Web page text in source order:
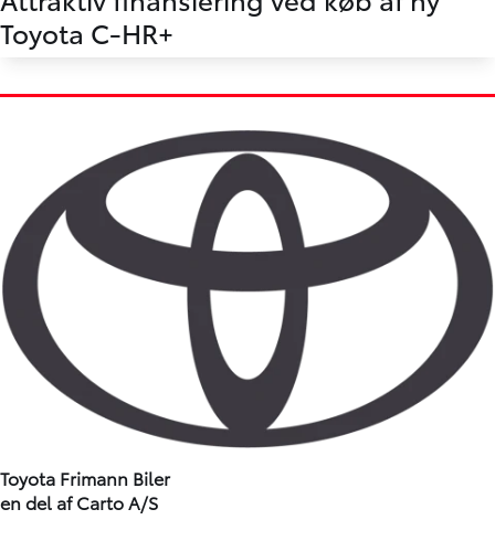
Toyota C-HR+
Toyota Frimann Biler
en del af Carto A/S